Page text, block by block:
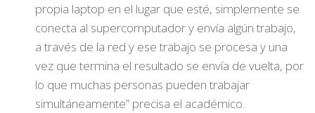
propia laptop en el lugar que esté, simplemente se
conecta al supercomputador y envía algún trabajo,
a través de la red y ese trabajo se procesa y una
vez que termina el resultado se envía de vuelta, por
lo que muchas personas pueden trabajar
simultáneamente” precisa el académico.